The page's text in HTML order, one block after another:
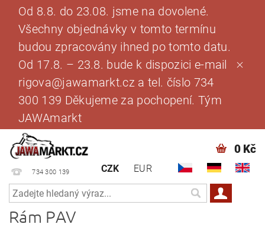
Od 8.8. do 23.08. jsme na dovolené.
Všechny objednávky v tomto termínu
budou zpracovány ihned po tomto datu.
Od 17.8. – 23.8. bude k dispozici e-mail
rigova@jawamarkt.cz a tel. číslo 734
300 139 Děkujeme za pochopení. Tým
JAWAmarkt
734 300 139 CZK EUR
0 Kč
Rám PAV